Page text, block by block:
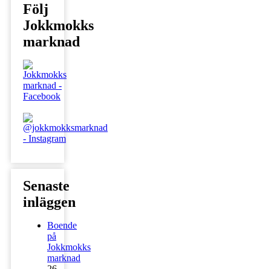
Följ
Jokkmokks
marknad
Senaste
inläggen
Boende
på
Jokkmokks
marknad